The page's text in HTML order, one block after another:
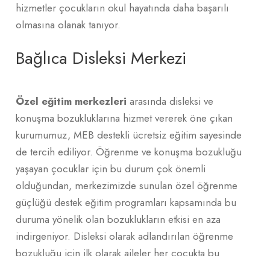
hizmetler çocukların okul hayatında daha başarılı
olmasına olanak tanıyor.
Bağlıca Disleksi Merkezi
Özel eğitim merkezleri arasında disleksi ve
konuşma bozukluklarına hizmet vererek öne çıkan
kurumumuz, MEB destekli ücretsiz eğitim sayesinde
de tercih ediliyor. Öğrenme ve konuşma bozukluğu
yaşayan çocuklar için bu durum çok önemli
olduğundan, merkezimizde sunulan özel öğrenme
güçlüğü destek eğitim programları kapsamında bu
duruma yönelik olan bozuklukların etkisi en aza
indirgeniyor. Disleksi olarak adlandırılan öğrenme
bozukluğu için ilk olarak aileler her çocukta bu